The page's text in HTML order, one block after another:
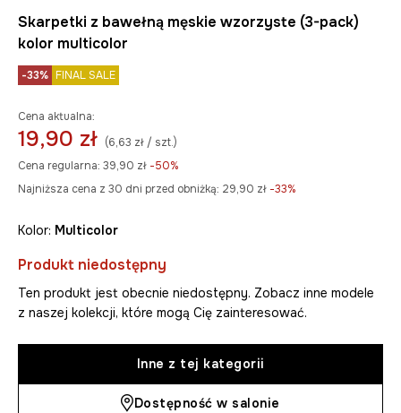
Skarpetki z bawełną męskie wzorzyste (3-pack)
kolor multicolor
-33% FINAL SALE
Cena aktualna:
19,90 zł (6,63 zł / szt.)
Cena regularna: 39,90 zł -50%
Najniższa cena z 30 dni przed obniżką: 29,90 zł -33%
Kolor: multicolor
Produkt niedostępny
Ten produkt jest obecnie niedostępny. Zobacz inne modele
z naszej kolekcji, które mogą Cię zainteresować.
Inne z tej kategorii
Dostępność w salonie